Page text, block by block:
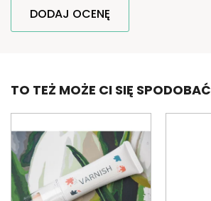
DODAJ OCENĘ
TO TEŻ MOŻE CI SIĘ SPODOBAĆ